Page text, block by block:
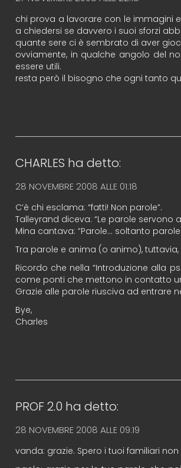
chi prova a lavorare con le immagini
a chiedersi se davvero i suoi sforzi
quante sere ci è sembrato di aver
ovviamente, in qualche angolo del
essere utili.
resta però il bisogno che ogni tanto
CHARLES ha detto:
28 NOVEMBRE 2008 ALLE 01:18
C’è chi esclama: “fatti! Non parole”.
Talleyrand diceva: “Le parole servono
Mina cantava: “Parole… soltanto
Tra parole e anima (o animo),
Ricordo che nella “Introduzione alla
come ponti che mettono in contatto
Grazie alle parole riusciva ad entrare
Bye,
Charles
PROF 2.0 ha detto:
28 NOVEMBRE 2008 ALLE 09:19
vanda: grazie. Spero i tuoi familiari